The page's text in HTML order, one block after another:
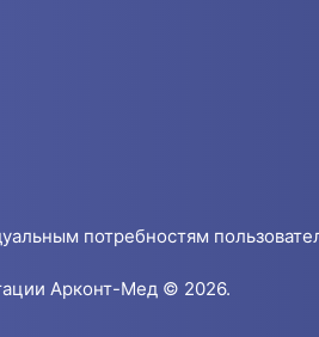
потребностям
Арконт-Мед © 2026.